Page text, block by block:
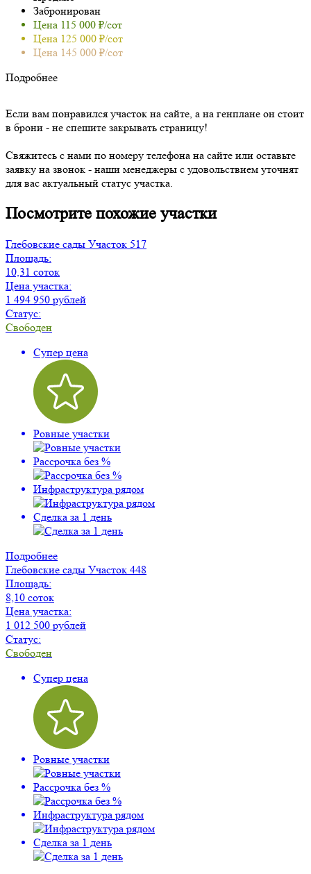
Забронирован
Цена 115 000 ₽/сот
Цена 125 000 ₽/сот
Цена 145 000 ₽/сот
Подробнее
Если вам понравился участок на сайте, а на генплане он стоит
в брони - не спешите закрывать страницу!
Свяжитесь с нами по номеру телефона на сайте или оставьте
заявку на звонок - наши менеджеры с удовольствием уточнят
для вас актуальный статус участка.
Посмотрите похожие участки
Глебовские сады Участок 517
Площадь:
10,31 соток
Цена участка:
1 494 950 рублей
Статус:
Свободен
Супер цена
Ровные участки
Рассрочка без %
Инфраструктура рядом
Сделка за 1 день
Подробнее
Глебовские сады Участок 448
Площадь:
8,10 соток
Цена участка:
1 012 500 рублей
Статус:
Свободен
Супер цена
Ровные участки
Рассрочка без %
Инфраструктура рядом
Сделка за 1 день